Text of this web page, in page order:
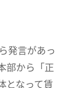
発言があっ
部から「正
となって賃